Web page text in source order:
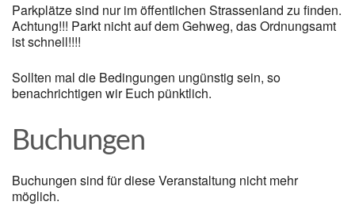
Parkplätze sind nur im öffentlichen Strassenland zu finden.
Achtung!!! Parkt nicht auf dem Gehweg, das Ordnungsamt
ist schnell!!!!
Sollten mal die Bedingungen ungünstig sein, so
benachrichtigen wir Euch pünktlich.
Buchungen
Buchungen sind für diese Veranstaltung nicht mehr
möglich.